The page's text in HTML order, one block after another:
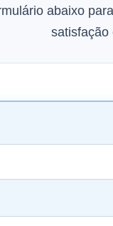
abaixo
satisfação